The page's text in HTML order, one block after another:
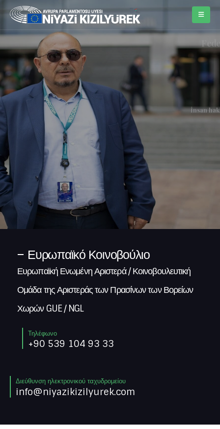
İki toplumlu, iki dilli, tek bölgeli kıldı.
Ευρωπαϊκό Κοινοβούλιο
Ευρωπαϊκή Ενωμένη Αριστερά / Κοινοβουλευτική
Ομάδα της Αριστεράς των Πρασίνων των Βορείων
Χωρών GUE / NGL
Τηλέφωνο
+90 539 104 93 33
Διεύθυνση ηλεκτρονικού ταχυδρομείου
info@niyazikizilyurek.com